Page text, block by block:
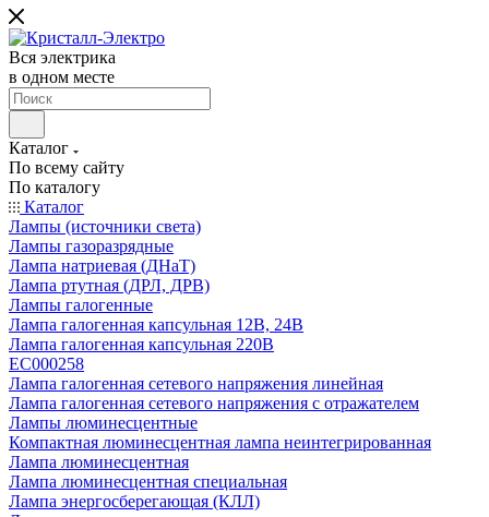
Вся электрика
в одном месте
Каталог
По всему сайту
По каталогу
Каталог
Лампы (источники света)
Лампы газоразрядные
Лампа натриевая (ДНаТ)
Лампа ртутная (ДРЛ, ДРВ)
Лампы галогенные
Лампа галогенная капсульная 12В, 24В
Лампа галогенная капсульная 220В
EC000258
Лампа галогенная сетевого напряжения линейная
Лампа галогенная сетевого напряжения с отражателем
Лампы люминесцентные
Компактная люминесцентная лампа неинтегрированная
Лампа люминесцентная
Лампа люминесцентная специальная
Лампа энергосберегающая (КЛЛ)